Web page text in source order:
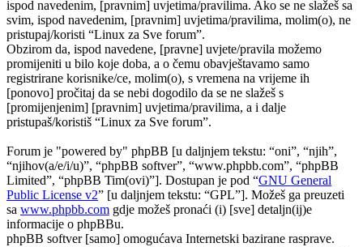
ispod navedenim, [pravnim] uvjetima/pravilima. Ako se ne slažeš sa
svim, ispod navedenim, [pravnim] uvjetima/pravilima, molim(o), ne
pristupaj/koristi “Linux za Sve forum”.
Obzirom da, ispod navedene, [pravne] uvjete/pravila možemo
promijeniti u bilo koje doba, a o čemu obavještavamo samo
registrirane korisnike/ce, molim(o), s vremena na vrijeme ih
[ponovo] pročitaj da se nebi dogodilo da se ne slažeš s
[promijenjenim] [pravnim] uvjetima/pravilima, a i dalje
pristupaš/koristiš “Linux za Sve forum”.
Forum je "powered by" phpBB [u daljnjem tekstu: “oni”, “njih”,
“njihov(a/e/i/u)”, “phpBB softver”, “www.phpbb.com”, “phpBB
Limited”, “phpBB Tim(ovi)”]. Dostupan je pod “GNU General
Public License v2” [u daljnjem tekstu: “GPL”]. Možeš ga preuzeti
sa www.phpbb.com gdje možeš pronaći (i) [sve] detaljn(ij)e
informacije o phpBBu.
phpBB softver [samo] omogućava Internetski bazirane rasprave.